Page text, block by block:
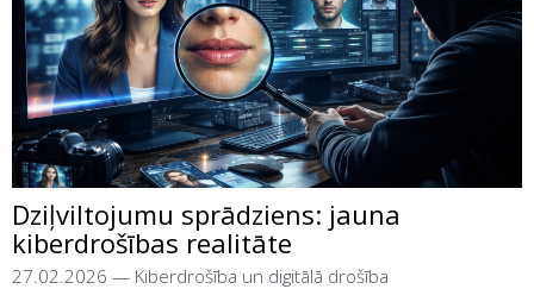
Dziļviltojumu sprādziens: jauna
kiberdrošības realitāte
27.02.2026 — Kiberdrošība un digitālā drošība